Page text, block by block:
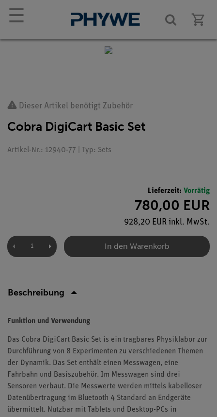
☰
Dieser Artikel benötigt Zubehör
Cobra DigiCart Basic Set
Artikel-Nr.: 12940-77 | Typ: Sets
Lieferzeit: Vorrätig
780,00 EUR
928,20 EUR inkl. MwSt.
In den Warenkorb
Beschreibung
Funktion und Verwendung
Das Cobra DigiCart Basic Set is ein tragbares Physiklabor zur
Durchführung von 8 Experimenten zu verschiedenen Themen
der Dynamik. Das Set enthält einen Messwagen, eine
Fahrbahn und Basiszubehör. Im Messwagen sind drei
Sensoren verbaut. Die Messwerte werden mittels kabelloser
Datenübertragung im Bluetooth 4 Standard an Endgeräte
übermittelt. Nutzbar mit Tablets und Desktop-PCs in